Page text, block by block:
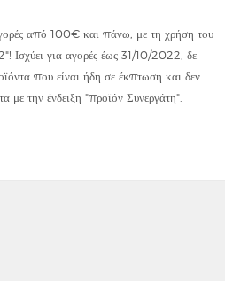
από 100€ και πάνω, με τη χρήση του
Ισχύει για αγορές έως 31/10/2022, δε
που είναι ήδη σε έκπτωση και δεν
με την ένδειξη "προϊόν Συνεργάτη".